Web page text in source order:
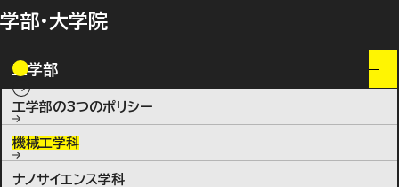
学部・大学院
工学部
工学部の3つのポリシー
機械工学科
ナノサイエンス学科